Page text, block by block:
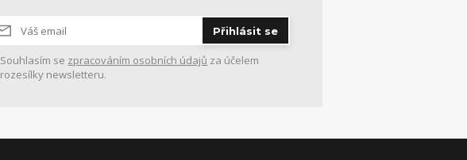
Přihlásit se
Souhlasím se zpracováním osobních údajů za účelem
rozesílky newsletteru.